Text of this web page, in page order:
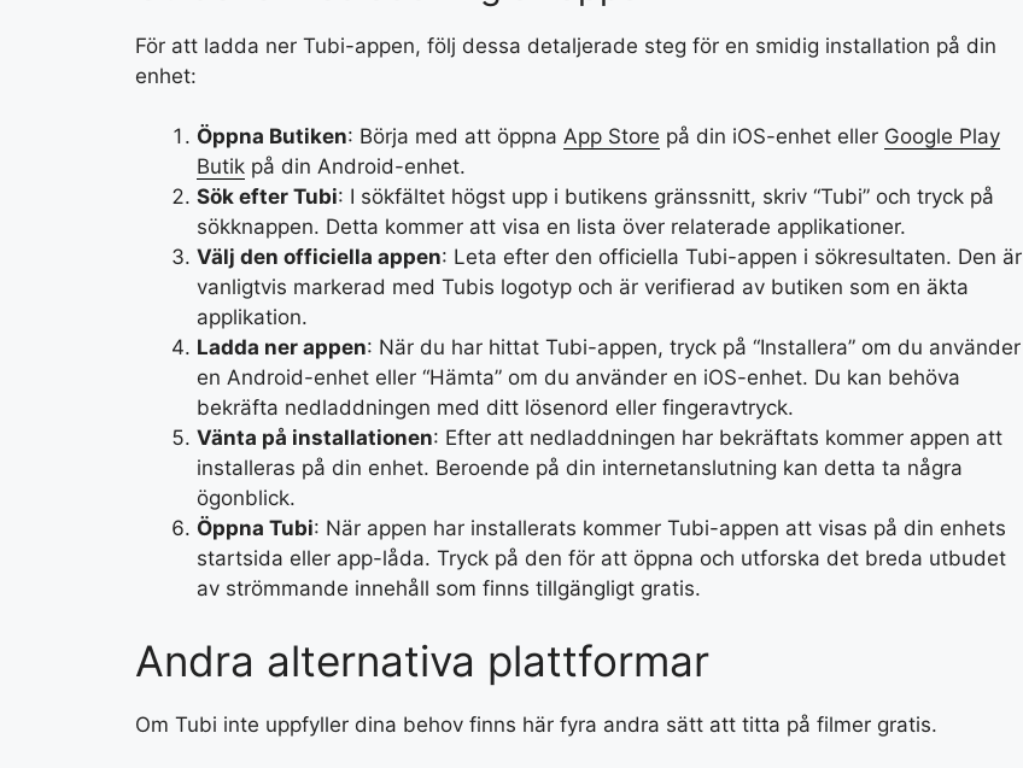
För att ladda ner Tubi-appen, följ dessa detaljerade steg för en smidig installation på din
enhet:
Öppna Butiken: Börja med att öppna App Store på din iOS-enhet eller Google Play
Butik på din Android-enhet.
Sök efter Tubi: I sökfältet högst upp i butikens gränssnitt, skriv “Tubi” och tryck på
sökknappen. Detta kommer att visa en lista över relaterade applikationer.
Välj den officiella appen: Leta efter den officiella Tubi-appen i sökresultaten. Den är
vanligtvis markerad med Tubis logotyp och är verifierad av butiken som en äkta
applikation.
Ladda ner appen: När du har hittat Tubi-appen, tryck på “Installera” om du använder
en Android-enhet eller “Hämta” om du använder en iOS-enhet. Du kan behöva
bekräfta nedladdningen med ditt lösenord eller fingeravtryck.
Vänta på installationen: Efter att nedladdningen har bekräftats kommer appen att
installeras på din enhet. Beroende på din internetanslutning kan detta ta några
ögonblick.
Öppna Tubi: När appen har installerats kommer Tubi-appen att visas på din enhets
startsida eller app-låda. Tryck på den för att öppna och utforska det breda utbudet
av strömmande innehåll som finns tillgängligt gratis.
Andra alternativa plattformar
Om Tubi inte uppfyller dina behov finns här fyra andra sätt att titta på filmer gratis.